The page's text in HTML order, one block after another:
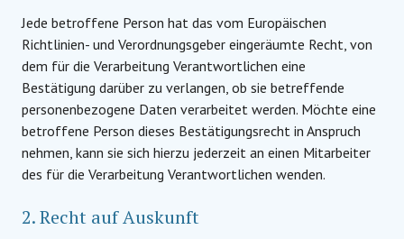
Jede betroffene Person hat das vom Europäischen
Richtlinien- und Verordnungsgeber eingeräumte Recht, von
dem für die Verarbeitung Verantwortlichen eine
Bestätigung darüber zu verlangen, ob sie betreffende
personenbezogene Daten verarbeitet werden. Möchte eine
betroffene Person dieses Bestätigungsrecht in Anspruch
nehmen, kann sie sich hierzu jederzeit an einen Mitarbeiter
des für die Verarbeitung Verantwortlichen wenden.
2. Recht auf Auskunft